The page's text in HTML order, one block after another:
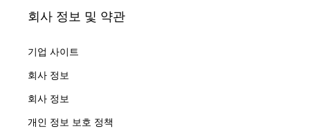
회사 정보 및 약관
기업 사이트
회사 정보
회사 정보
개인 정보 보호 정책